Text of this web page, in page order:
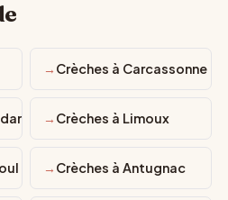
Crèches à Carcassonne
Crèches à Limoux
Crèches à Antugnac